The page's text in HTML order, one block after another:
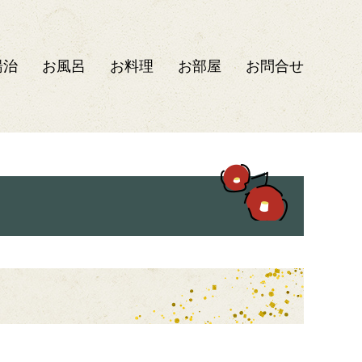
治 お風呂 お料理 お部屋 お問合せ